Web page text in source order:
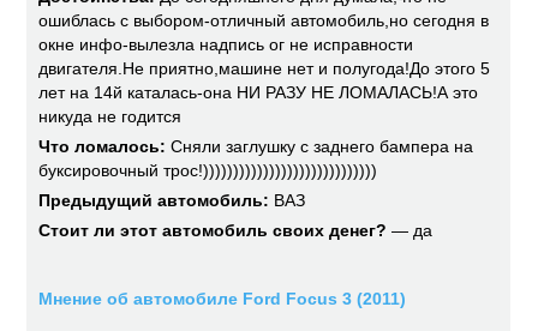
ошиблась с выбором-отличный автомобиль,но сегодня в
окне инфо-вылезла надпись ог не исправности
двигателя.Не приятно,машине нет и полугода!До этого 5
лет на 14й каталась-она НИ РАЗУ НЕ ЛОМАЛАСЬ!А это
никуда не годится
Что ломалось: Сняли заглушку с заднего бампера на
буксировочный трос!)))))))))))))))))))))))))))))
Предыдущий автомобиль: ВАЗ
Стоит ли этот автомобиль своих денег? — да
Мнение об автомобиле Ford Focus 3 (2011)